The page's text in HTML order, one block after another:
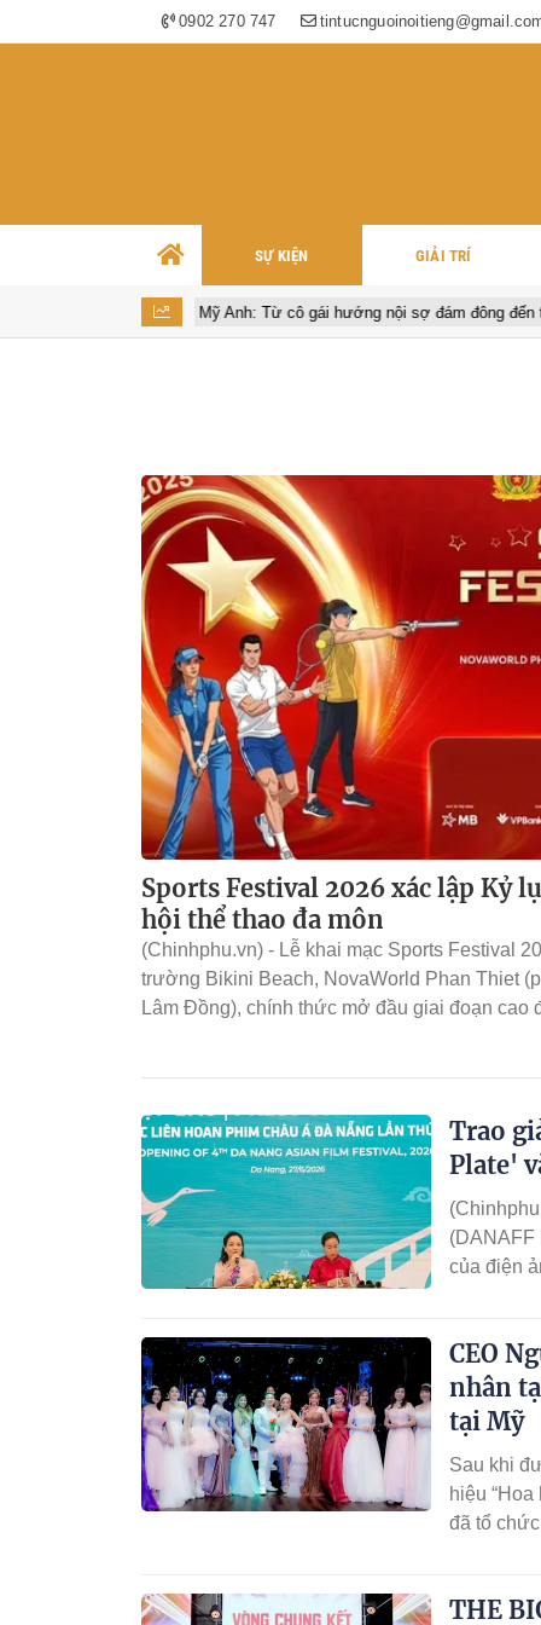
0902 270 747
SỰ KIỆN GIẢI TRÍ
Mỹ Anh: Từ cô gái hướng nội sợ đám đông đến tour diễn cá
Sports Festival 2026 xác lập Kỷ
hội thể thao đa môn
(Chinhphu.vn) - Lễ khai mạc Sports Festival
trường Bikini Beach, NovaWorld Phan Thiet
Lâm Đồng), chính thức mở đầu giai đoạn cao
Trao
Plate'
(DANAFF
của điện
CEO
nhân
tại Mỹ
Sau khi
hiệu
đã tổ
THE